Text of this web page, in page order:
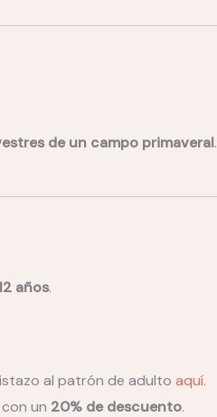
de un campo primaveral.
años.
al patrón de adulto aquí.
un 20% de descuento.